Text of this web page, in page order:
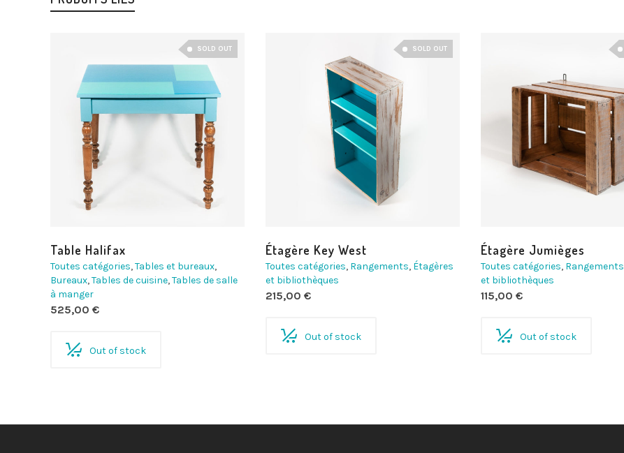
SOLD OUT
Table Halifax
Toutes catégories,Tables et bureaux,
Bureaux,Tables de cuisine,Tables de salle
à manger
525,00 €
Out of stock
SOLD OUT
Étagère Key West
Toutes catégories, Rangements, Étagères
et bibliothèques
215,00 €
Out of stock
Étagère Jumièges
Toutes catégories, Rangements
et bibliothèques
115,00 €
Out of stock